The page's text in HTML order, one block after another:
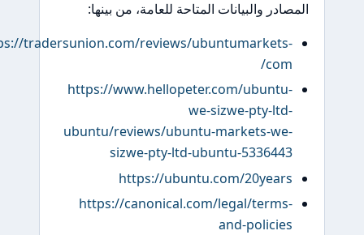
المصادر والبيانات المتاحة للعامة، من بينها:
https://tradersunion.com/reviews/ubuntumarkets-
com/
https://www.hellopeter.com/ubuntu-
we-sizwe-pty-ltd-
ubuntu/reviews/ubuntu-markets-we-
sizwe-pty-ltd-ubuntu-5336443
https://ubuntu.com/20years
https://canonical.com/legal/terms-
and-policies